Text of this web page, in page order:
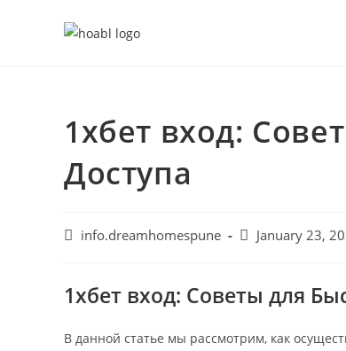
1хбет вход:
Доступа
Postinfo.dreamhomespune
PostJanuary 23,
1хбет вход: Советы для
В данной статье мы рассмотрим, как